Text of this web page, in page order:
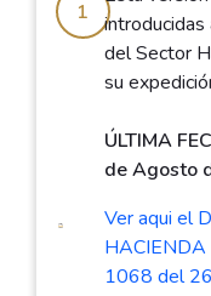
1
del Sector
su
ÚLTIMA
de Agosto
Ver aqui el
1068 del